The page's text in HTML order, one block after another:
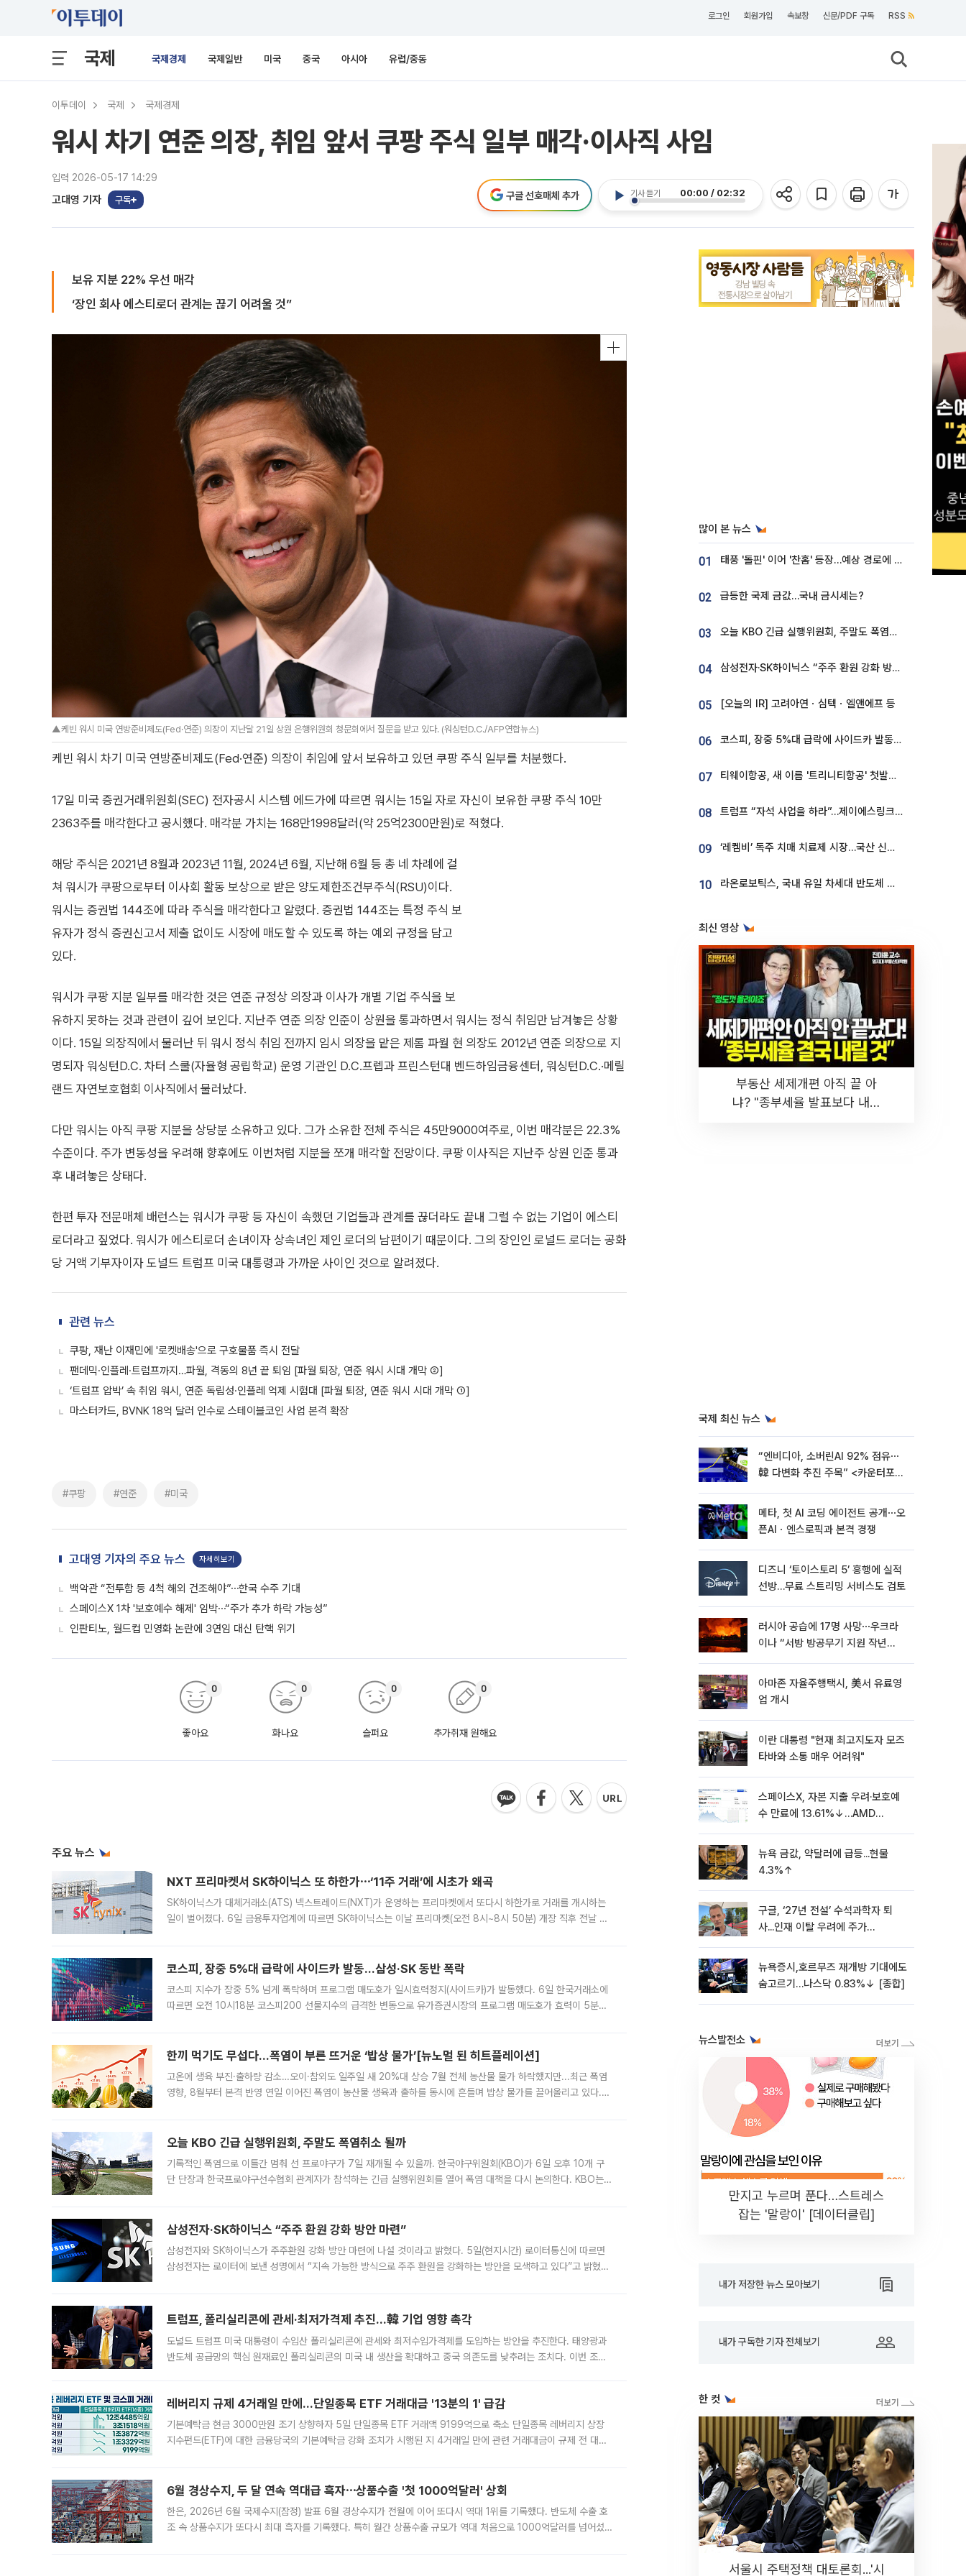
로그인 회원가입 속보창 신문/PDF 구독 RSS
국제 국제경제 국제일반 미국 중국 아시아 유럽/중동
이투데이 국제 국제경제
워시 차기 연준 의장, 취임 앞서 쿠팡 주식 일부 매각·이사직 사임
입력 2026-05-17 14:29
고대영 기자 구독
기사 듣기 00:00 / 02:32
구글 선호매체 추가
보유 지분 22% 우선 매각
‘장인 회사 에스티로더 관계는 끊기 어려울 것”
▲케빈 워시 미국 연방준비제도(Fed·연준) 의장이 지난달 21일 상원 은행위원회 청문회에서 질문을 받고 있다. (워싱턴D.C./AFP연합뉴스)
케빈 워시 차기 미국 연방준비제도(Fed·연준) 의장이 취임에 앞서 보유하고 있던 쿠팡 주식 일부를 처분했다.
17일 미국 증권거래위원회(SEC) 전자공시 시스템 에드가에 따르면 워시는 15일 자로 자신이 보유한 쿠팡 주식 10만
2363주를 매각한다고 공시했다. 매각분 가치는 168만1998달러(약 25억2300만원)로 적혔다.
해당 주식은 2021년 8월과 2023년 11월, 2024년 6월, 지난해 6월 등 총 네 차례에 걸
쳐 워시가 쿠팡으로부터 이사회 활동 보상으로 받은 양도제한조건부주식(RSU)이다.
워시는 증권법 144조에 따라 주식을 매각한다고 알렸다. 증권법 144조는 특정 주식 보
유자가 정식 증권신고서 제출 없이도 시장에 매도할 수 있도록 하는 예외 규정을 담고
있다.
워시가 쿠팡 지분 일부를 매각한 것은 연준 규정상 의장과 이사가 개별 기업 주식을 보
유하지 못하는 것과 관련이 깊어 보인다. 지난주 연준 의장 인준이 상원을 통과하면서 워시는 정식 취임만 남겨놓은 상황
이다. 15일 의장직에서 물러난 뒤 워시 정식 취임 전까지 임시 의장을 맡은 제롬 파월 현 의장도 2012년 연준 의장으로 지
명되자 워싱턴D.C. 차터 스쿨(자율형 공립학교) 운영 기관인 D.C.프렙과 프린스턴대 벤드하임금융센터, 워싱턴D.C.·메릴
랜드 자연보호협회 이사직에서 물러났다.
다만 워시는 아직 쿠팡 지분을 상당분 소유하고 있다. 그가 소유한 전체 주식은 45만9000여주로, 이번 매각분은 22.3%
수준이다. 주가 변동성을 우려해 향후에도 이번처럼 지분을 쪼개 매각할 전망이다. 쿠팡 이사직은 지난주 상원 인준 통과
후 내려놓은 상태다.
한편 투자 전문매체 배런스는 워시가 쿠팡 등 자신이 속했던 기업들과 관계를 끊더라도 끝내 그럴 수 없는 기업이 에스티
로더라고 짚었다. 워시가 에스티로더 손녀이자 상속녀인 제인 로더의 남편이기 때문이다. 그의 장인인 로널드 로더는 공화
당 거액 기부자이자 도널드 트럼프 미국 대통령과 가까운 사이인 것으로 알려졌다.
관련 뉴스
쿠팡, 재난 이재민에 '로켓배송'으로 구호물품 즉시 전달
팬데믹·인플레·트럼프까지…파월, 격동의 8년 끝 퇴임 [파월 퇴장, 연준 워시 시대 개막 ②]
‘트럼프 압박’ 속 취임 워시, 연준 독립성·인플레 억제 시험대 [파월 퇴장, 연준 워시 시대 개막 ①]
마스터카드, BVNK 18억 달러 인수로 스테이블코인 사업 본격 확장
#쿠팡 #연준 #미국
고대영 기자의 주요 뉴스 자세히보기
백악관 “전투함 등 4척 해외 건조해야”⋯한국 수주 기대
스페이스X 1차 '보호예수 해제' 임박⋯“주가 추가 하락 가능성”
인판티노, 월드컵 민영화 논란에 3연임 대신 탄핵 위기
좋아요
0
화나요
0
슬퍼요
0
추가취재 원해요
0
주요 뉴스
NXT 프리마켓서 SK하이닉스 또 하한가⋯‘11주 거래’에 시초가 왜곡
SK하이닉스가 대체거래소(ATS) 넥스트레이드(NXT)가 운영하는 프리마켓에서 또다시 하한가로 거래를 개시하는
일이 벌어졌다. 6일 금융투자업계에 따르면 SK하이닉스는 이날 프리마켓(오전 8시~8시 50분) 개장 직후 전날 정
코스피, 장중 5%대 급락에 사이드카 발동…삼성·SK 동반 폭락
코스피 지수가 장중 5% 넘게 폭락하며 프로그램 매도호가 일시효력정지(사이드카)가 발동했다. 6일 한국거래소에
따르면 오전 10시18분 코스피200 선물지수의 급격한 변동으로 유가증권시장의 프로그램 매도호가 효력이 5분간
한끼 먹기도 무섭다...폭염이 부른 뜨거운 ‘밥상 물가’[뉴노멀 된 히트플레이션]
고온에 생육 부진·출하량 감소…오이·참외도 일주일 새 20%대 상승 7월 전체 농산물 물가 하락했지만...최근 폭염
영향, 8월부터 본격 반영 연일 이어진 폭염이 농산물 생육과 출하를 동시에 흔들며 밥상 물가를 끌어올리고 있다.
오늘 KBO 긴급 실행위원회, 주말도 폭염취소 될까
기록적인 폭염으로 이틀간 멈춰 선 프로야구가 7일 재개될 수 있을까. 한국야구위원회(KBO)가 6일 오후 10개 구
단 단장과 한국프로야구선수협회 관계자가 참석하는 긴급 실행위원회를 열어 폭염 대책을 다시 논의한다. KBO는
삼성전자·SK하이닉스 “주주 환원 강화 방안 마련”
삼성전자와 SK하이닉스가 주주환원 강화 방안 마련에 나설 것이라고 밝혔다. 5일(현지시간) 로이터통신에 따르면
삼성전자는 로이터에 보낸 성명에서 “지속 가능한 방식으로 주주 환원을 강화하는 방안을 모색하고 있다”고 밝혔다.
트럼프, 폴리실리콘에 관세·최저가격제 추진…韓 기업 영향 촉각
도널드 트럼프 미국 대통령이 수입산 폴리실리콘에 관세와 최저수입가격제를 도입하는 방안을 추진한다. 태양광과
반도체 공급망의 핵심 원재료인 폴리실리콘의 미국 내 생산을 확대하고 중국 의존도를 낮추려는 조치다. 이번 조처
레버리지 규제 4거래일 만에…단일종목 ETF 거래대금 '13분의 1' 급감
기본예탁금 현금 3000만원 조기 상향하자 5일 단일종목 ETF 거래액 9199억으로 축소 단일종목 레버리지 상장
지수펀드(ETF)에 대한 금융당국의 기본예탁금 강화 조치가 시행된 지 4거래일 만에 관련 거래대금이 규제 전 대비
6월 경상수지, 두 달 연속 역대급 흑자⋯상품수출 '첫 1000억달러' 상회
한은, 2026년 6월 국제수지(잠정) 발표 6월 경상수지가 전월에 이어 또다시 역대 1위를 기록했다. 반도체 수출 호
조 속 상품수지가 또다시 최대 흑자를 기록했다. 특히 월간 상품수출 규모가 역대 처음으로 1000억달러를 넘어섰
많이 본 뉴스
01 태풍 '돌핀' 이어 '찬홈' 등장…예상 경로에 한국 '한숨'
02 급등한 국제 금값…국내 금시세는?
03 오늘 KBO 긴급 실행위원회, 주말도 폭염취소 될까
04 삼성전자·SK하이닉스 “주주 환원 강화 방안 마련”
05 [오늘의 IR] 고려아연ㆍ심텍ㆍ엘앤에프 등
06 코스피, 장중 5%대 급락에 사이드카 발동…삼성·SK 동반 폭락
07 티웨이항공, 새 이름 '트리니티항공' 첫발…SSC 전략 본격화
08 트럼프 “자석 사업을 하라”…제이에스링크, 비중국 영구자석 공급망 구축 속도
09 ‘레켐비’ 독주 치매 치료제 시장…국산 신약 등장하나
10 라온로보틱스, 국내 유일 차세대 반도체 공정 로봇 개발 ‘고객사 테스트 진행’
최신 영상
부동산 세제개편 아직 끝 아
냐? "종부세율 발표보다 내릴
국제 최신 뉴스
“엔비디아, 소버린AI 92% 점유⋯
韓 다변화 추진 주목” <카운터포인
메타, 첫 AI 코딩 에이전트 공개⋯오
픈AIㆍ엔스로픽과 본격 경쟁
디즈니 ‘토이스토리 5’ 흥행에 실적
선방…무료 스트리밍 서비스도 검토
러시아 공습에 17명 사망⋯우크라
이나 “서방 방공무기 지원 작년
아마존 자율주행택시, 美서 유료영
업 개시
이란 대통령 "현재 최고지도자 모즈
타바와 소통 매우 어려워"
스페이스X, 자본 지출 우려·보호예
수 만료에 13.61%↓…AMD
뉴욕 금값, 약달러에 급등...현물
4.3%↑
구글, ‘27년 전설’ 수석과학자 퇴
사...인재 이탈 우려에 주가
뉴욕증시,호르무즈 재개방 기대에도
숨고르기…나스닥 0.83%↓ [종합]
뉴스발전소
만지고 누르며 푼다…스트레스
잡는 '말랑이' [데이터클립]
내가 저장한 뉴스 모아보기
내가 구독한 기자 전체보기
한 컷
서울시 주택정책 대토론회...'시